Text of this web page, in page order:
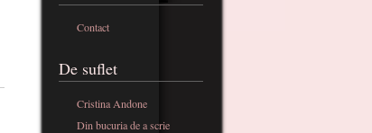
Contact
De suflet
Cristina Andone
Din bucuria de a scrie